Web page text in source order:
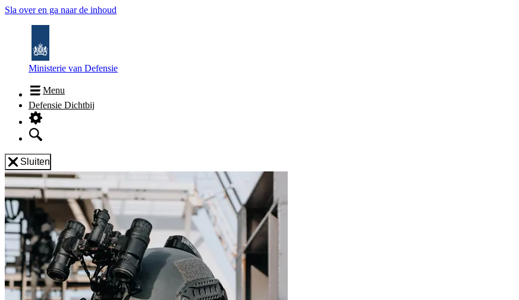
Sla over en ga naar de inhoud
Ministerie van Defensie
Menu
Defensie Dichtbij
Sluiten